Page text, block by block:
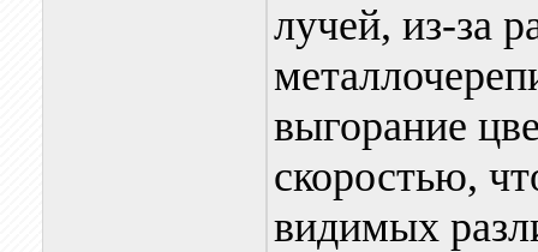
лучей, из-за
выгорание
скоростью,
видимых